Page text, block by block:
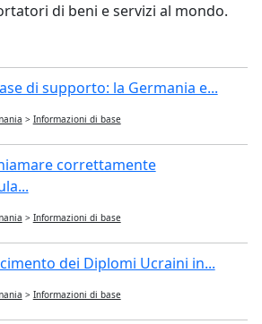
di beni e servizi al mondo.
di supporto: la Germania e...
> Informazioni di base
correttamente
> Informazioni di base
dei Diplomi Ucraini in...
> Informazioni di base